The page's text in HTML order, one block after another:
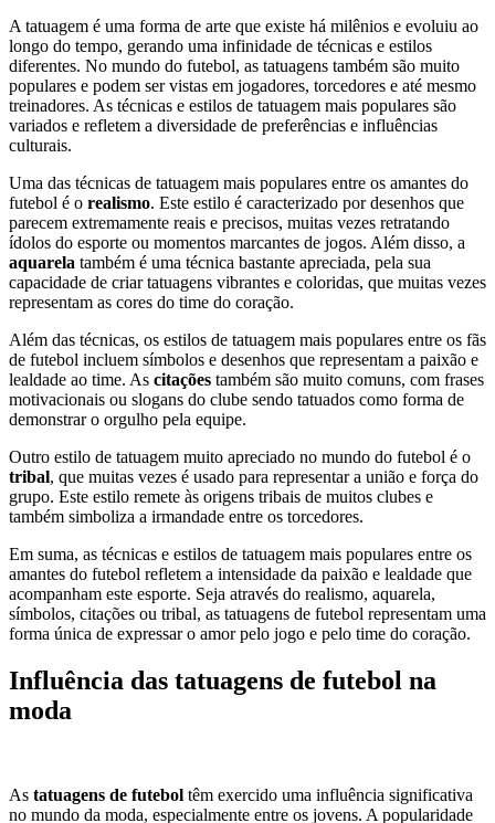
A tatuagem é uma forma de arte que existe há milênios e evoluiu ao
longo do tempo, gerando uma infinidade de técnicas e estilos
diferentes. No mundo do futebol, as tatuagens também são muito
populares e podem ser vistas em jogadores, torcedores e até mesmo
treinadores. As técnicas e estilos de tatuagem mais populares são
variados e refletem a diversidade de preferências e influências
culturais.
Uma das técnicas de tatuagem mais populares entre os amantes do
futebol é o realismo. Este estilo é caracterizado por desenhos que
parecem extremamente reais e precisos, muitas vezes retratando
ídolos do esporte ou momentos marcantes de jogos. Além disso, a
aquarela também é uma técnica bastante apreciada, pela sua
capacidade de criar tatuagens vibrantes e coloridas, que muitas vezes
representam as cores do time do coração.
Além das técnicas, os estilos de tatuagem mais populares entre os fãs
de futebol incluem símbolos e desenhos que representam a paixão e
lealdade ao time. As citações também são muito comuns, com frases
motivacionais ou slogans do clube sendo tatuados como forma de
demonstrar o orgulho pela equipe.
Outro estilo de tatuagem muito apreciado no mundo do futebol é o
tribal, que muitas vezes é usado para representar a união e força do
grupo. Este estilo remete às origens tribais de muitos clubes e
também simboliza a irmandade entre os torcedores.
Em suma, as técnicas e estilos de tatuagem mais populares entre os
amantes do futebol refletem a intensidade da paixão e lealdade que
acompanham este esporte. Seja através do realismo, aquarela,
símbolos, citações ou tribal, as tatuagens de futebol representam uma
forma única de expressar o amor pelo jogo e pelo time do coração.
Influência das tatuagens de futebol na
moda
As tatuagens de futebol têm exercido uma influência significativa
no mundo da moda, especialmente entre os jovens. A popularidade